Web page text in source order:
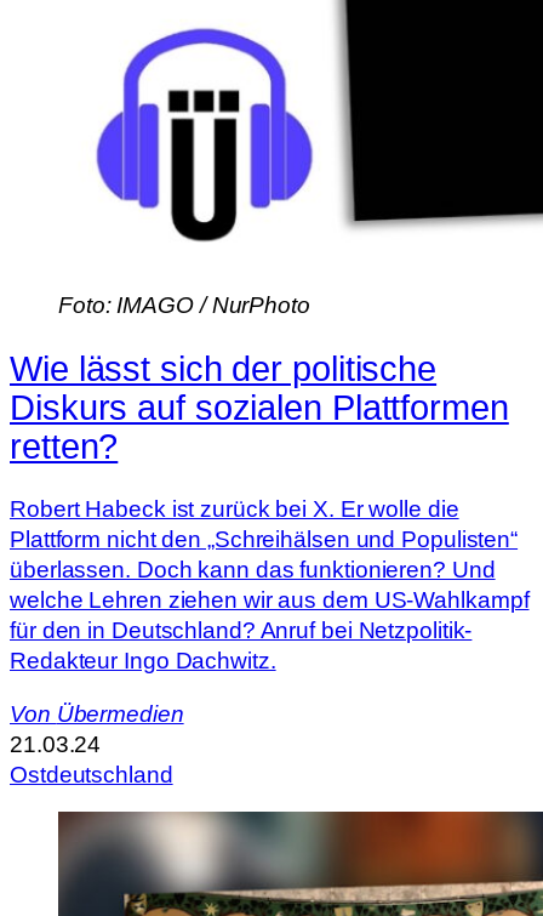
Foto: IMAGO / NurPhoto
Wie lässt sich der politische
Diskurs auf sozialen Plattformen
retten?
Robert Habeck ist zurück bei X. Er wolle die
Plattform nicht den „Schreihälsen und Populisten“
überlassen. Doch kann das funktionieren? Und
welche Lehren ziehen wir aus dem US-Wahlkampf
für den in Deutschland? Anruf bei Netzpolitik-
Redakteur Ingo Dachwitz.
Von Übermedien
21.03.24
Ostdeutschland